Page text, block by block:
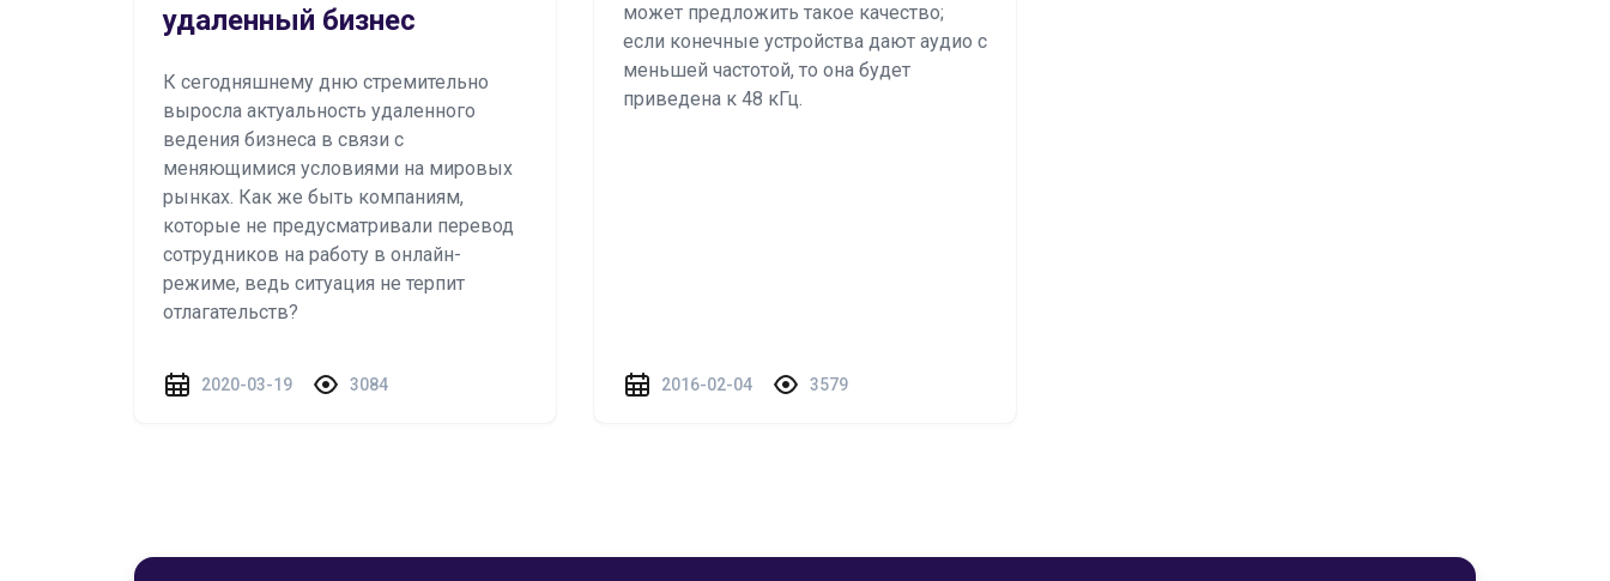
удаленный бизнес
К сегодняшнему дню стремительно
выросла актуальность удаленного
ведения бизнеса в связи с
меняющимися условиями на мировых
рынках. Как же быть компаниям,
которые не предусматривали перевод
сотрудников на работу в онлайн-
режиме, ведь ситуация не терпит
отлагательств?
2020-03-19 3084
может предложить такое качество;
если конечные устройства дают аудио с
меньшей частотой, то она будет
приведена к 48 кГц.
2016-02-04 3579